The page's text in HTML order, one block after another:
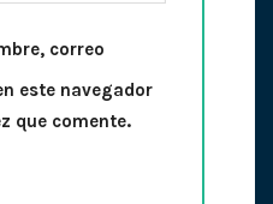
correo
este navegador
que comente.